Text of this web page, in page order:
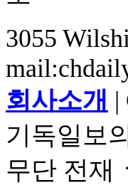
3055
회사소개 |
기독일보
무단 전재